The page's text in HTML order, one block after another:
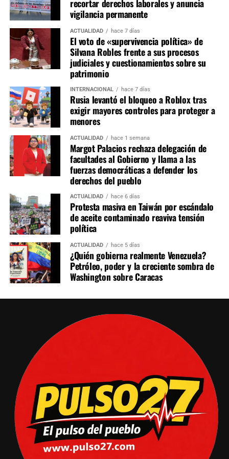
vicepresidentes y secretarios de cada grupo de trabajo.
Estas designaciones representan la etapa de mayor
negociación política, pues las presidencias de comisiones
estratégicas como Constitución, Economía, Justicia y
Fiscalización suelen concentrar la mayor influencia en la
agenda legislativa.
La conformación de las comisiones marcará el equilibrio
de poder dentro del primer Congreso bicameral instalado
tras la reforma constitucional. Si bien Fuerza Popular
parte como la primera fuerza parlamentaria, la ausencia
de una mayoría absoluta obliga a construir consensos
con otras bancadas para conducir las comisiones más
relevantes y asegurar la viabilidad de las iniciativas
legislativas durante el periodo 2026-2027.
recortar derechos laborales y anuncia
vigilancia permanente
ACTUALIDAD hace 7 días
El voto de «supervivencia política» de
Silvana Robles frente a sus procesos
judiciales y cuestionamientos sobre su
patrimonio
INTERNACIONAL hace 7 días
Rusia levantó el bloqueo a Roblox tras
exigir mayores controles para proteger a
menores
ACTUALIDAD hace 1 semana
Margot Palacios rechaza delegación de
facultades al Gobierno y llama a las
fuerzas democráticas a defender los
derechos del pueblo
ACTUALIDAD hace 6 días
Protesta masiva en Taiwán por escándalo
de aceite contaminado reaviva tensión
política
ACTUALIDAD hace 5 días
¿Quién gobierna realmente Venezuela?
Petróleo, poder y la creciente sombra de
Washington sobre Caracas